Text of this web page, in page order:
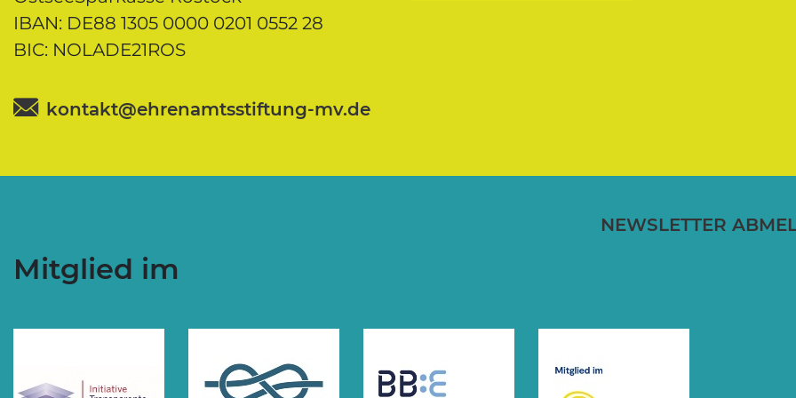
IBAN: DE88 1305 0000 0201 0552 28
BIC: NOLADE21ROS
kontakt@ehrenamtsstiftung-mv.de
Mitglied im
NEWSLETTER